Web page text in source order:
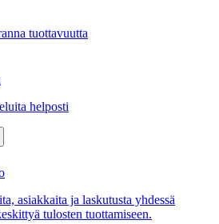
tuottavuutta
helposti
asiakkaita ja laskutusta yhdessä
tulosten tuottamiseen.